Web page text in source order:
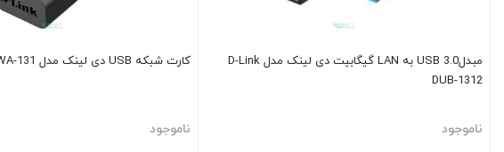
مبدلUSB 3.0 به LAN گیگابیت دی لینک مدل D-Link
DUB-1312
ناموجود
کارت شبکه USB دی لینک مدل D-Link DWA-131
ناموجود